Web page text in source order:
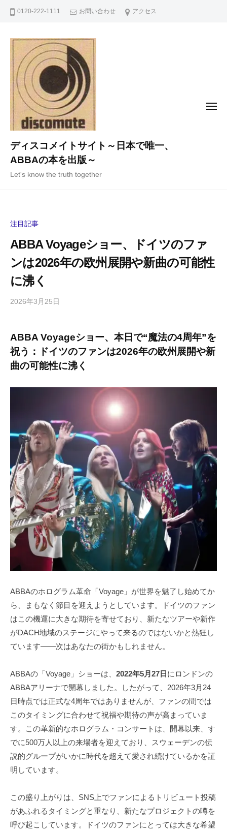
0120-222-1111 お問い合わせ アクセス
ディスコメイトサイト～日本で唯一、
ABBAの本を出版～
Let's know the truth together
メ
注目記事
ABBA Voyageショー、ドイツのファ
ンは2026年の欧州展開や新曲の可能性
に沸く
2026年3月25日
i
g
a
h
a
m
a
の
コ
メ
ト
ABBA Voyageショー、本日で“魔法の4周年”を
祝う：ドイツのファンは2026年の欧州展開や新
曲の可能性に沸く
ABBAのホログラム革命「Voyage」が世界を魅了し始めてか
ら、まもなく節目を迎えようとしています。ドイツのファン
はこの機運に大きな期待を寄せており、新たなツアーや新作
がDACH地域のステージにやって来るのではないかと熱狂し
ています――次はあなたの街かもしれません。
ABBAの「Voyage」ショーは、 2022年5月27日 にロンドンの
ABBAアリーナで開幕しました。したがって、2026年3月24
日時点では正式な4周年ではありませんが、ファンの間では
このタイミングに合わせて祝福や期待の声が高まっていま
す。この革新的なホログラム・コンサートは、開幕以来、す
でに500万人以上の来場者を迎えており、スウェーデンの伝
説的グループがいかに時代を超えて愛され続けているかを証
明しています。
この盛り上がりは、SNS上でファンによるトリビュート投稿
があふれるタイミングと重なり、新たなプロジェクトの噂を
呼び起こしています。ドイツのファンにとっては大きな希望